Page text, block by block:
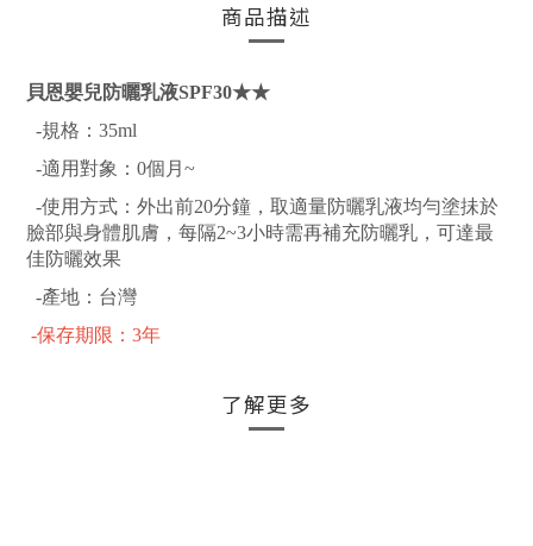
商品描述
貝恩嬰兒防曬乳液SPF30★★
-規格：35ml
-適用對象：0個月~
-使用方式：外出前20分鐘，取適量防曬乳液均勻塗抺於
臉部與身體肌膚，每隔2~3小時需再補充防曬乳，可達最
佳防曬效果
-產地：台灣
-保存期限：3年
了解更多